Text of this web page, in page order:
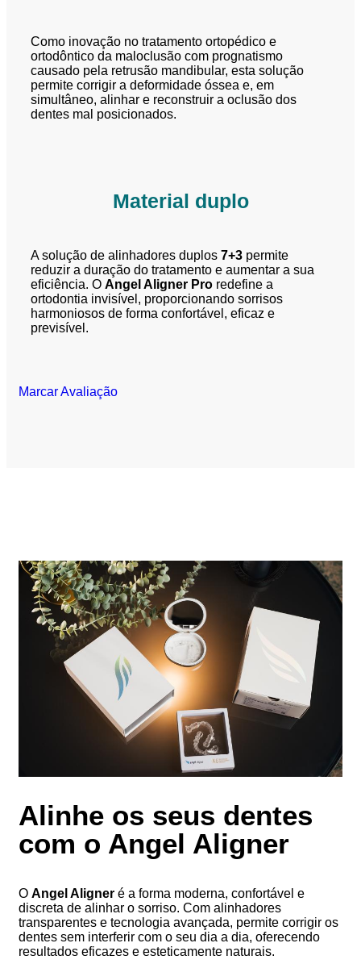
Como inovação no tratamento ortopédico e
ortodôntico da maloclusão com prognatismo
causado pela retrusão mandibular, esta solução
permite corrigir a deformidade óssea e, em
simultâneo, alinhar e reconstruir a oclusão dos
dentes mal posicionados.
Material duplo
A solução de alinhadores duplos 7+3 permite
reduzir a duração do tratamento e aumentar a sua
eficiência. O Angel Aligner Pro redefine a
ortodontia invisível, proporcionando sorrisos
harmoniosos de forma confortável, eficaz e
previsível.
Marcar Avaliação
Alinhe os seus dentes
com o Angel Aligner
O Angel Aligner é a forma moderna, confortável e
discreta de alinhar o sorriso. Com alinhadores
transparentes e tecnologia avançada, permite corrigir os
dentes sem interferir com o seu dia a dia, oferecendo
resultados eficazes e esteticamente naturais.